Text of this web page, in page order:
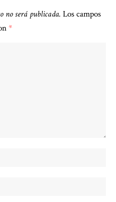
no será publicada. Los campos
*